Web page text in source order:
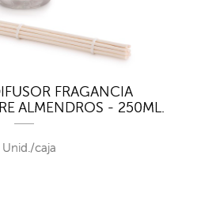
FRAGANCIA
ALMENDROS - 250ML.
Unid./caja